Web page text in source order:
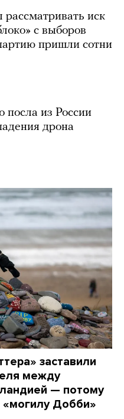
иск
с выборов
пришли сотни
посла из России
дрона
заставили
между
— потому
«могилу Добби»